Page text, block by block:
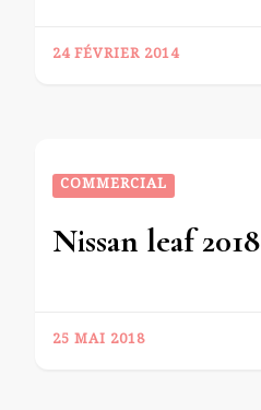
24 FÉVRIER 2014
COMMERCIAL
Nissan leaf 2018
25 MAI 2018